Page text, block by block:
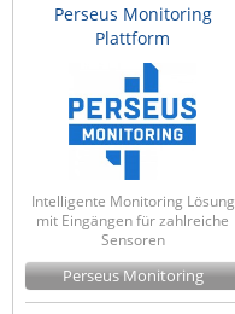
Perseus Monitoring
Plattform
Intelligente Monitoring Lösung
mit Eingängen für zahlreiche
Sensoren
Perseus Monitoring